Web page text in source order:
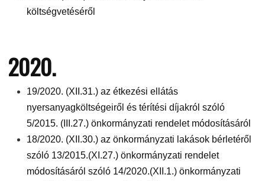
költségvetéséről
2020.
19/2020. (XII.31.) az étkezési ellátás
nyersanyagköltségeiről és térítési díjakról szóló
5/2015. (III.27.) önkormányzati rendelet módosításáról
18/2020. (XII.30.) az önkormányzati lakások bérletéről
szóló 13/2015.(XI.27.) önkormányzati rendelet
módosításáról szóló 14/2020.(XII.1.) önkormányzati